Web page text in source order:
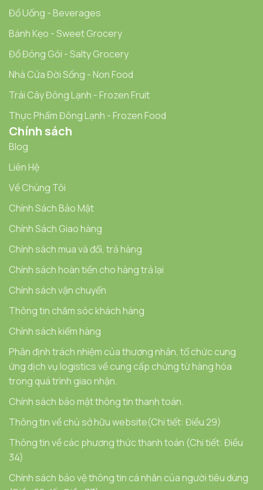
Đồ Uống - Beverages
Bánh Kẹo - Sweet Grocery
Đồ Đóng Gói - Salty Grocery
Nhà Cửa Đời Sống - Non Food
Trái Cây Đông Lạnh - Frozen Fruit
Thực Phẩm Đông Lạnh - Frozen Food
Chính sách
Blog
Liên Hệ
Về Chúng Tôi
Chính Sách Bảo Mật
Chính Sách Giao hàng
Chính sách mua và đổi, trả hàng
Chính sách hoàn tiền cho hàng trả lại
Chính sách vận chuyển
Thông tin chăm sóc khách hàng
Chính sách kiểm hàng
Phân định trách nhiệm của thương nhân, tổ chức cung
ứng dịch vụ logistics về cung cấp chứng từ hàng hóa
trong quá trình giao nhận.
Chính sách bảo mật thông tin thanh toán.
Thông tin về chủ sở hữu website(Chi tiết: Điều 29)
Thông tin về các phương thức thanh toán (Chi tiết: Điều
34)
Chính sách bảo vệ thông tin cá nhân của người tiêu dùng